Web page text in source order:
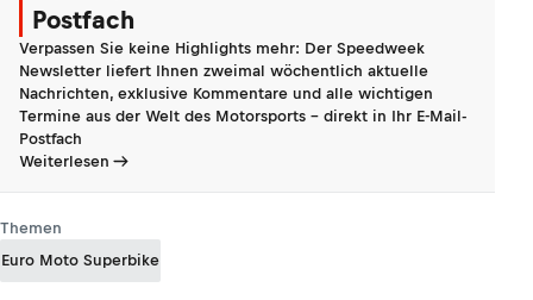
Postfach
Verpassen Sie keine Highlights mehr: Der Speedweek
Newsletter liefert Ihnen zweimal wöchentlich aktuelle
Nachrichten, exklusive Kommentare und alle wichtigen
Termine aus der Welt des Motorsports - direkt in Ihr E-Mail-
Postfach
Weiterlesen
Themen
Euro Moto Superbike